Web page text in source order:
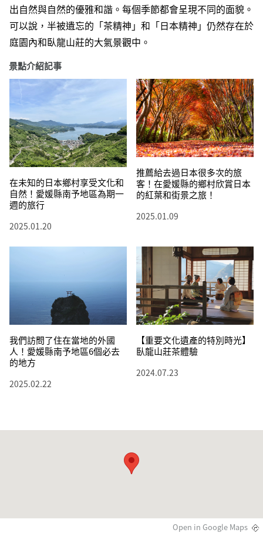
出自然與自然的優雅和諧。每個季節都會呈現不同的面貌。
可以說，半被遺忘的「茶精神」和「日本精神」仍然存在於
庭園內和臥龍山莊的大氣景觀中。
景點介紹記事
在未知的日本鄉村享受文化和
自然！愛媛縣南予地區為期一
週的旅行
2025.01.20
推薦給去過日本很多次的旅
客！在愛媛縣的鄉村欣賞日本
的紅葉和街景之旅！
2025.01.09
我們訪問了住在當地的外國
人！愛媛縣南予地區6個必去
的地方
2025.02.22
【重要文化遺產的特別時光】
臥龍山莊茶體驗
2024.07.23
Open in Google Maps